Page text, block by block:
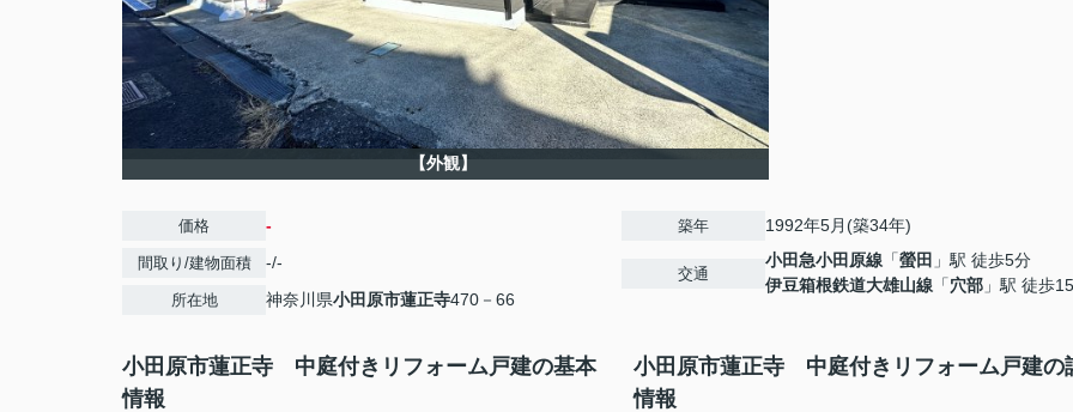
【外観】
価格 -
間取り/建物面積 -/-
所在地 神奈川県小田原市蓮正寺470－66
築年 1992年5月(築34年)
交通
小田急小田原線 「螢田 」駅 徒歩5分
伊豆箱根鉄道大雄山線 「穴部 」駅 徒歩
小田原市蓮正寺 中庭付きリフォーム戸建の基本
情報
小田原市蓮正寺 中庭付きリフォーム戸建の
情報